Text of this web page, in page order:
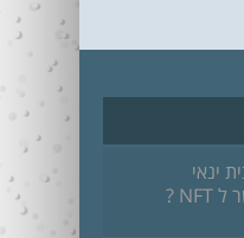
ינאי